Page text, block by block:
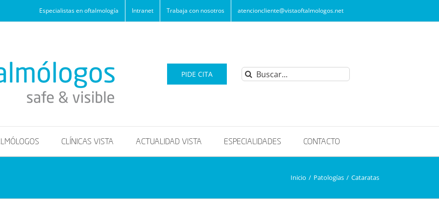
Especialistas en oftalmología Intranet Trabaja con nosotros atencioncliente@vistaoftalmologos.net
PIDE CITA Buscar:
CLÍNICAS VISTA ACTUALIDAD VISTA ESPECIALIDADES CONTACTO
Inicio / Patologías / Cataratas